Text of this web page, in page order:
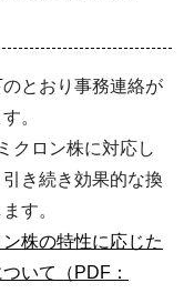
とおり事務連絡が
。
クロン株に対応し
き続き効果的な換
す。
株の特性に応じた
いて（PDF：